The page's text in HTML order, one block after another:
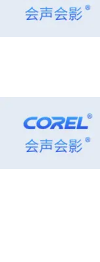
第一步：新建项目，导入素
启动会声会影软件，点击“
预览视频调整情况，中间
、特效等等。下
将素材从项目库拖拽到时